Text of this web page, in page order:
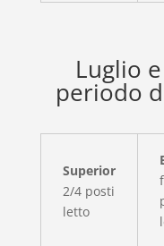
Luglio
periodo
Superior
2/4 posti
letto